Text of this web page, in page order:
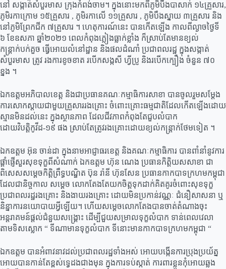
នៅ សង្កាត់សំបួរមាស ក្រុងកំពង់ចាម។ ក្នុងនោះមកពីភូមិបឹងបាសាក់ ១៤គ្រួសារ,
ភូមិរកាក្រោម ១៥គ្រួសារ , ភូមិរកាលើ ១១គ្រួសារ , ភូមិបឹងស្នាយ ៣គ្រួសារ និង
នៅភូមិព្រែកជីក ៧គ្រួសារ ។ ហេតុការណ៍នេះ បានកើតឡើង កាលពីល្ងាចថ្ងៃទី
៦ ខែឧសភា ឆ្នាំ២០២១ ពេលកំពុងភ្លៀងធ្លាក់ខ្លាំង ក៏ស្រាប់តែមានខ្យល់
កន្ត្រាក់បក់គួច ធ្វើអោយលំនៅដ្ឋាន និងផលដំណាំ ប្រជាពលរដ្ឋ ក្នុងសង្កាត់
សំបួរមាស ត្រូវ រងការខូចខាត របើកសង្កសី ហ្វីប្រូ និងរបើកក្បឿង ចំនួន ៧០
ខ្នង ។
ឯកឧត្តមអភិបាលខេត្ត និងជាប្រធានគណៈកម្មាធិការសាខា បានចូលរួមសម្តែង
ការសោកស្តាយជាមួយគ្រួសាររងគ្រោះ ចំពោះគ្រោះធម្មជាតិដែលកើតឡើងដោយ
ស្មានមិនដល់នេះ ក្នុងស្ថានភាព ដែលជីវភាពកំពុងតែជួបលំបាក
ដោយវិបត្តិកូវីដ-១៩ ផង ស្រាប់តែត្រូវរងគ្រោះដោយខ្យល់កន្ត្រាក់ថែមទៀត ។
ឯកឧត្តម អ៊ុន ចាន់ដា ក្នុងនាមអាជ្ញាធរខេត្ត និងគណៈកម្មាធិការ បានពាំនាំនូវការ
ផ្ដាំផ្ញើសួរសុខទុក្ខពីសំណាក់ ឯកឧត្តម ហ៊ុន ណេង ប្រធានកិត្តិយសសាខា ជា
ពិសេសសម្ដេចកិត្តិព្រឹទ្ធបណ្ឌិត ប៊ុន រ៉ានី ហ៊ុនសែន ប្រធានកាកបាទក្រហមកម្ពុជា
ដែលជានិច្ចកាល សម្តេច លោកតែងតែយកចិត្តទុកដាក់គិតគូរចំពោះសុខទុក្ខ
ប្រជាពលរដ្ឋរងគ្រោះ និងងាយរងគ្រោះ ដោយមិនប្រកាន់វណ្ណៈ ជំនឿសាសនា ឬ
និន្នាការនយោបាយអ្វីឡើយ។ ហើយសម្តេចលោកតែងបានចាត់តំណាងចុះ
អន្តរាគមន៍ផ្តល់ជំនួយសង្រ្គោះ ដើម្បីជួយសម្រាលទុក្ខលំបាក ទាន់ពេលវេលា
តាមទិសស្លោក “ ទីណាមានទុក្ខលំបាក ទីនោះមានកាកបាទក្រហមកម្ពុជា “
ឯកឧត្តម បានអំពាវនាវដល់ប្រជាពលរដ្ឋទាំងអស់ អោយបង្កើនការប្រុងប្រយ័ត្ន
អោយបានកាន់តែខ្ពស់ទ្វេដងជាងមុន ក្នុងការទប់ស្កាត់ ការពារខ្លួនកុំអោយឆ្លង